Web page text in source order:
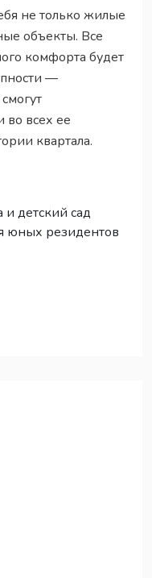
не только жилые
объекты. Все
комфорта будет
—
во всех ее
квартала.
детский сад
юных резидентов